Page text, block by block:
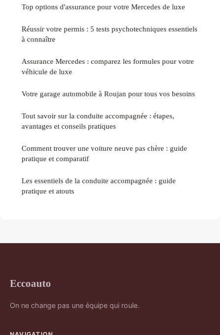
Top options d'assurance pour votre Mercedes de luxe
Réussir votre permis : 5 tests psychotechniques essentiels
à connaître
Assurance Mercedes : comparez les formules pour votre
véhicule de luxe
Votre garage automobile à Roujan pour tous vos besoins
Tout savoir sur la conduite accompagnée : étapes,
avantages et conseils pratiques
Comment trouver une voiture neuve pas chère : guide
pratique et comparatif
Les essentiels de la conduite accompagnée : guide
pratique et atouts
Eccoauto
On ne change pas une équipe qui roule.